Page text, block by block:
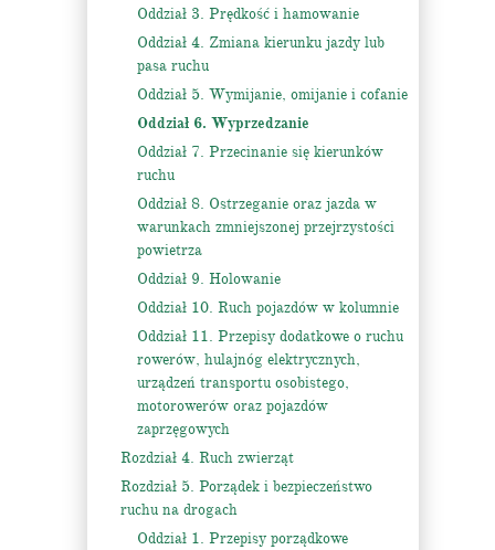
Oddział 3. Prędkość i hamowanie
Oddział 4. Zmiana kierunku jazdy lub
pasa ruchu
Oddział 5. Wymijanie, omijanie i cofanie
Oddział 6. Wyprzedzanie
Oddział 7. Przecinanie się kierunków
ruchu
Oddział 8. Ostrzeganie oraz jazda w
warunkach zmniejszonej przejrzystości
powietrza
Oddział 9. Holowanie
Oddział 10. Ruch pojazdów w kolumnie
Oddział 11. Przepisy dodatkowe o ruchu
rowerów, hulajnóg elektrycznych,
urządzeń transportu osobistego,
motorowerów oraz pojazdów
zaprzęgowych
Rozdział 4. Ruch zwierząt
Rozdział 5. Porządek i bezpieczeństwo
ruchu na drogach
Oddział 1. Przepisy porządkowe